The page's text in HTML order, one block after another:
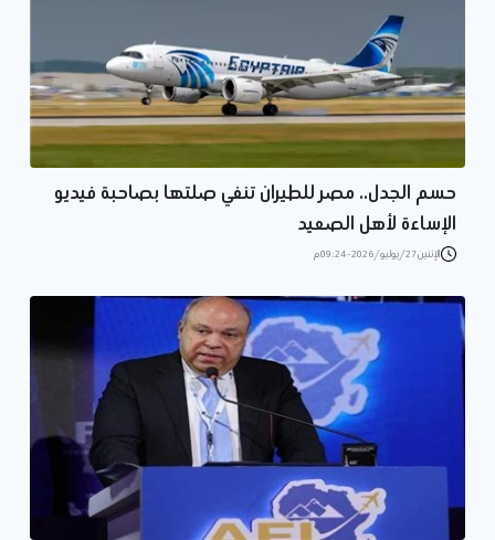
حسم الجدل.. مصر للطيران تنفي صلتها بصاحبة فيديو
الإساءة لأهل الصعيد
الإثنين 27/يوليو/2026 - 09:24 م